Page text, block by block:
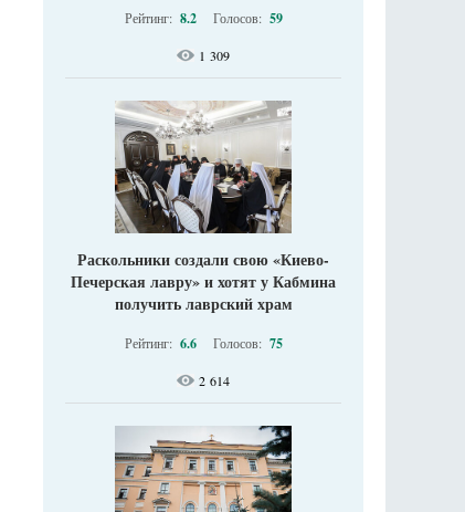
Рейтинг: 8.2 Голосов: 59
1 309
Раскольники создали свою «Киево-
Печерская лавру» и хотят у Кабмина
получить лаврский храм
Рейтинг: 6.6 Голосов: 75
2 614